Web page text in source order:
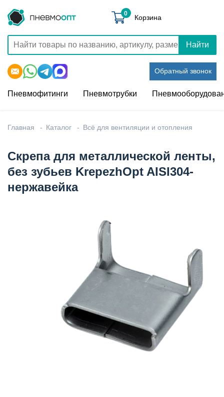
Найти
Обратный звонок
0 Корзина
Пневмофитинги Пневмотрубки
Главная Каталог Всё для вентиляции и отопления
Скрепа для металлической ленты,
без зубьев KrepezhOpt AISI304-
нержавейка